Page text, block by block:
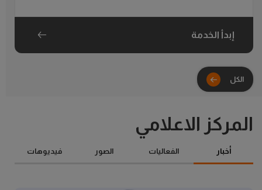
إبدأ الخدمة
المركز الاعلامي
أخبار الفعاليات الصور فيديوهات